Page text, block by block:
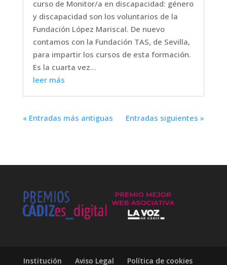
curso de Monitor/a en discapacidad: género
y discapacidad son los voluntarios de la
Fundación López Mariscal. De nuevo
contamos con la Fundación TAS, de Sevilla,
para impartir los cursos de esta formación.
Es la cuarta vez...
leer más
« Entradas más antiguas Entradas siguientes »
Institución Aviso Legal Política de cookies